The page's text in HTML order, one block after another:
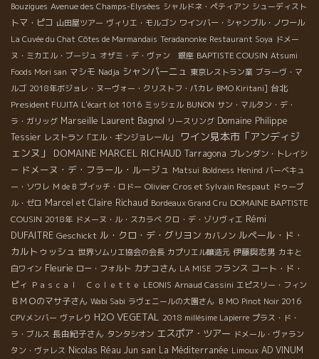
Bouzigues Avenue des Champs-Elysées シャルドネ・ペティアン シューディスト
トマ・ピコ 山田屋ツアー ヴィリエ・モルゴン ワインバー・シャンブル・ノワール
La Cuvée du Chat Côtes de Marmandais Teradanonke Restaurant Soya ドメー
ヌ・ミカエル・ブージュ オザミ・デ・ヴァン 銀座 BAPTISTE COUSIN Atsumi
Foods Mori san マシモ Nadja シャンパーニュ 東京レストラン業 ブラーヴ・マ
ルゴ 2018年ボジョレ・ヌーヴォー・クリストフ・パカレ BMO Kiritani] 台北
President FUJITA L'écart lot 1016 ミッシェル BUNON サン・マルタン・デ・
ラ・ガリッグ Marseille Laurent Bagnol リースリング Domaine Philippe
Tessier レストラン「エル・ギンジョレール」
ワイン見本市「アンディジ
ェンヌ」
DOMAINE MARCEL RICHAUD Tarragona ブレンダン・トレイシ
ー ドメーヌ・デ・フラール・ルージュ Matsui Boldness Henind バーベキュ
ー・ソワレ M de B プイッチ・ロドー Olivier Cros et Sylvain Respaut ドゥーブ
ル・ゼロ Marcel et Claire Richaud Bordeaux Grand Cru DOMAINE BAPTISTE
COUSIN 2018年 ドメーヌ・ル・スカラベ クロ・デ・ゾリヴィエ Rémi
DUFAITRE Geschickt ル・クロ・デ・グリヨン カバノン ルペール・ド・
カルトゥッシュ 世界ソムリエ協会の会長 カプリエル醸造元 伊藤與志男 カキと
白ワイン Fleurie ロー・フォルト カナコさん LA MISE フランス コート・ド・
ピィ Ｐａｓｃａｌ Ｃｏｌｅｔｔｅ LEONIS Arnaud Cassini エピスリー・フィン
ＢＭＯのマサ子さん Wabi Sabi ラヴェニールの大園さん ＢＭО Pinot Noir 2016
CPVメンバー ヴァレり H2O VEGETAL 2018 millésime Lapierre プラス・ド・
ラ・ブルス 長由紀子さん タンタシオン エスポア・ツアー ドメール・ヴァラン
タン・ヴァレス Nicolas Réau Jun san La Méditerranée Limoux AD VINUM